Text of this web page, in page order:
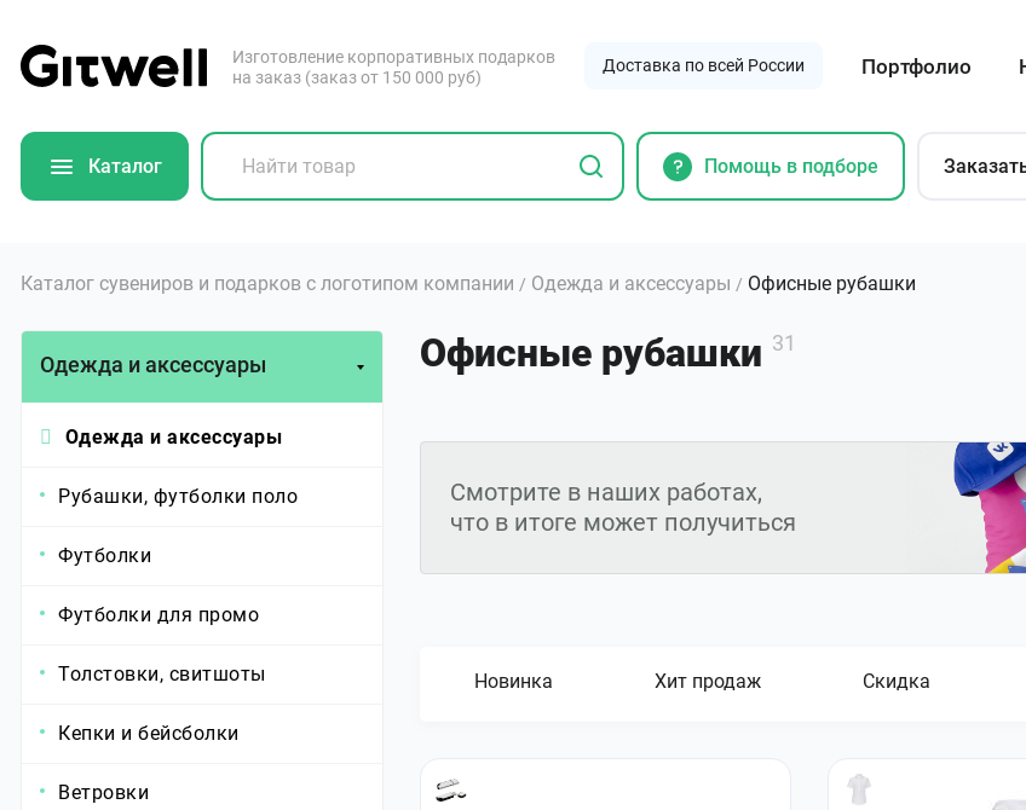
Изготовление корпоративных подарков
на заказ (заказ от 150 000 руб)
Доставка по всей России Портфолио
Каталог Помощь в подборе
Каталог сувениров и подарков с логотипом компании / Одежда и аксессуары / Офисные рубашки
Одежда и аксессуары
Одежда и аксессуары
Рубашки, футболки поло
Футболки
Футболки для промо
Толстовки, свитшоты
Кепки и бейсболки
Ветровки
Офисные рубашки 31
Смотрите в наших работах,
что в итоге может получиться
Новинка Хит продаж Скидка